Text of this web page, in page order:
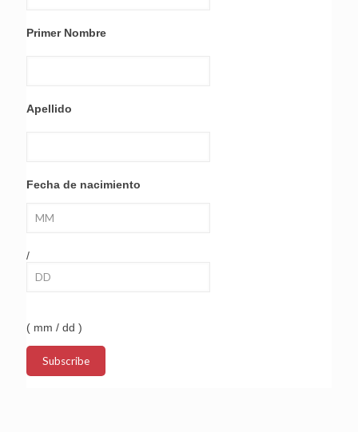
Primer Nombre
Apellido
Fecha de nacimiento
/
( mm / dd )